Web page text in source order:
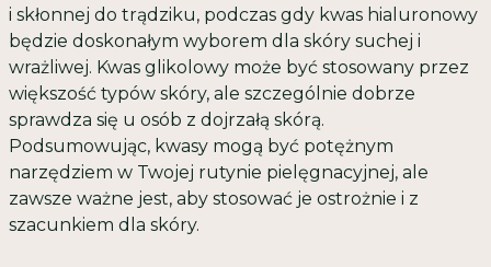
i skłonnej do trądziku, podczas gdy kwas hialuronowy
będzie doskonałym wyborem dla skóry suchej i
wrażliwej. Kwas glikolowy może być stosowany przez
większość typów skóry, ale szczególnie dobrze
sprawdza się u osób z dojrzałą skórą.
Podsumowując, kwasy mogą być potężnym
narzędziem w Twojej rutynie pielęgnacyjnej, ale
zawsze ważne jest, aby stosować je ostrożnie i z
szacunkiem dla skóry.